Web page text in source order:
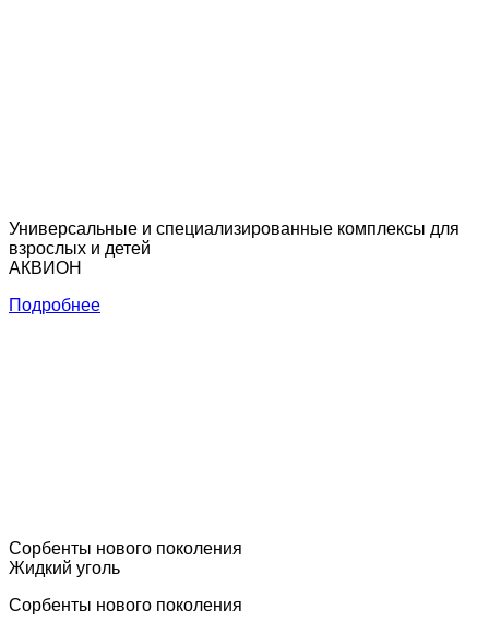
Универсальные и специализированные комплексы для
взрослых и детей
АКВИОН
Подробнее
Сорбенты нового поколения
Жидкий уголь
Сорбенты нового поколения